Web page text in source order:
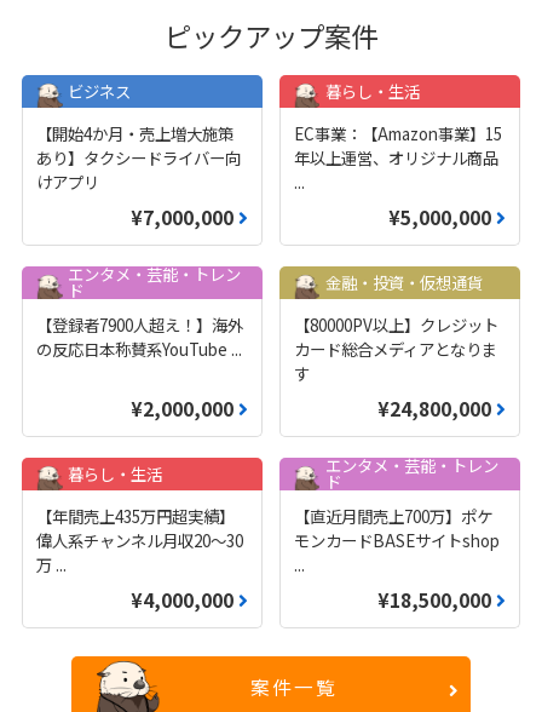
ピックアップ案件
ビジネス
【開始4か月・売上増大施策
あり】タクシードライバー向
けアプリ
¥7,000,000
暮らし・生活
EC事業：【Amazon事業】15
年以上運営、オリジナル商品
...
¥5,000,000
エンタメ・芸能・トレン
ド
【登録者7900人超え！】海外
の反応日本称賛系YouTube ...
¥2,000,000
金融・投資・仮想通貨
【80000PV以上】クレジット
カード総合メディアとなりま
す
¥24,800,000
暮らし・生活
【年間売上435万円超実績】
偉人系チャンネル月収20～30
万 ...
¥4,000,000
エンタメ・芸能・トレン
ド
【直近月間売上700万】ポケ
モンカードBASEサイトshop
...
¥18,500,000
案件一覧